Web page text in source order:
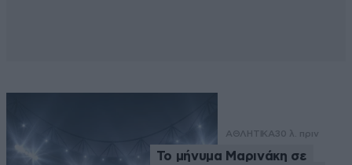
ΑΘΛΗΤΙΚΑ30 λ. πριν
Το μήνυμα Μαρινάκη σε